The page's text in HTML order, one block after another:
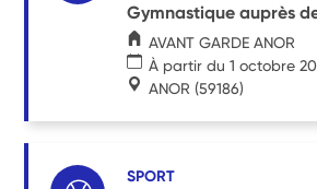
Gymnastique auprès
AVANT GARDE ANOR
À partir du 1 octobre
ANOR (59186)
SPORT